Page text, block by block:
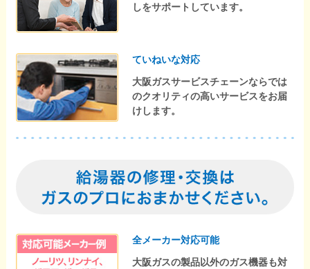
しをサポートしています。
ていねいな対応
大阪ガスサービスチェーンならでは
のクオリティの高いサービスをお届
けします。
全メーカー対応可能
大阪ガスの製品以外のガス機器も対